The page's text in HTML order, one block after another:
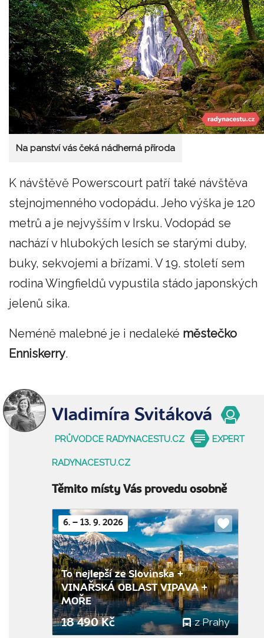
Na panství vás čeká nádherná příroda
K návštěvě Powerscourt patří také návštěva
stejnojmenného vodopádu. Jeho výška je 120
metrů a je nejvyšším v Irsku. Vodopád se
nachází v hlubokých lesích se starými duby,
buky, sekvojemi a břízami. V 19. století sem
rodina Wingfieldů vypustila stádo japonských
jelenů sika.
Neméně malebné je i nedaleké městečko
Enniskerry.
Vladimíra Svitáková
PRŮVODCE RADYNACESTU.CZ EXPERT
RADYNACESTU.CZ
Těmito místy Vás provedu osobně
6. – 13. 9. 2026
Do
oblíbených
To nejlepší ze Slovinska +
VINAŘSKÁ OBLAST VIPAVA +
MOŘE
18 490 Kč z Prahy